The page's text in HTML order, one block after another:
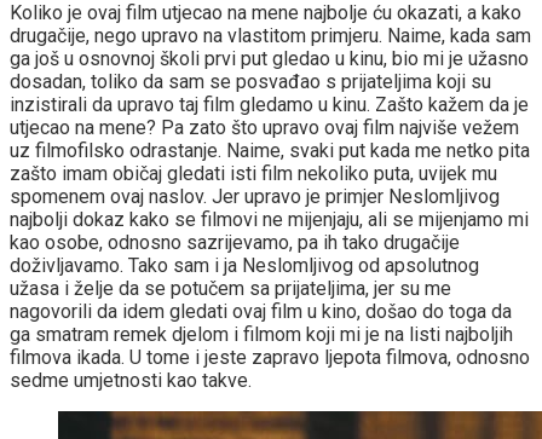
Koliko je ovaj film utjecao na mene najbolje ću okazati, a kako
drugačije, nego upravo na vlastitom primjeru. Naime, kada sam
ga još u osnovnoj školi prvi put gledao u kinu, bio mi je užasno
dosadan, toliko da sam se posvađao s prijateljima koji su
inzistirali da upravo taj film gledamo u kinu. Zašto kažem da je
utjecao na mene? Pa zato što upravo ovaj film najviše vežem
uz filmofilsko odrastanje. Naime, svaki put kada me netko pita
zašto imam običaj gledati isti film nekoliko puta, uvijek mu
spomenem ovaj naslov. Jer upravo je primjer Neslomljivog
najbolji dokaz kako se filmovi ne mijenjaju, ali se mijenjamo mi
kao osobe, odnosno sazrijevamo, pa ih tako drugačije
doživljavamo. Tako sam i ja Neslomljivog od apsolutnog
užasa i želje da se potučem sa prijateljima, jer su me
nagovorili da idem gledati ovaj film u kino, došao do toga da
ga smatram remek djelom i filmom koji mi je na listi najboljih
filmova ikada. U tome i jeste zapravo ljepota filmova, odnosno
sedme umjetnosti kao takve.